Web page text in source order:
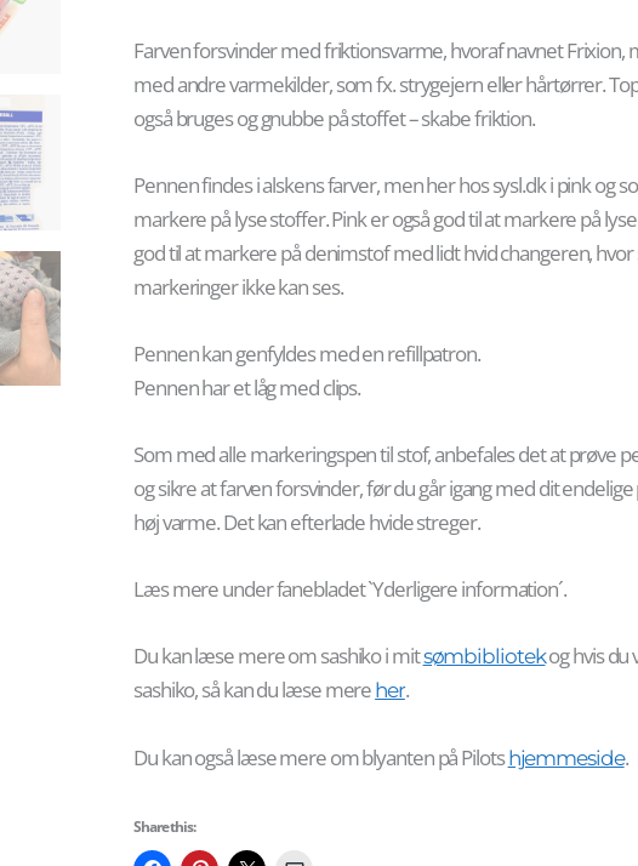
Farven forsvinder med friktionsvarme, hvoraf navnet Frixion,
med andre varmekilder, som fx. strygejern eller hårtørrer.
også bruges og gnubbe på stoffet – skabe friktion.
Pennen findes i alskens farver, men her hos sysl.dk i pink og
markere på lyse stoffer. Pink er også god til at markere på
god til at markere på denimstof med lidt hvid changeren,
markeringer ikke kan ses.
Pennen kan genfyldes med en refillpatron.
Pennen har et låg med clips.
Som med alle markeringspen til stof, anbefales det at prøve
og sikre at farven forsvinder, før du går igang med dit
høj varme. Det kan efterlade hvide streger.
Læs mere under fanebladet `Yderligere information´.
Du kan læse mere om sashiko i mitsømbibliotekog hvis du
sashiko, så kan du læse mere her.
Du kan også læse mere om blyanten på Pilotshjemmeside.
Share this: